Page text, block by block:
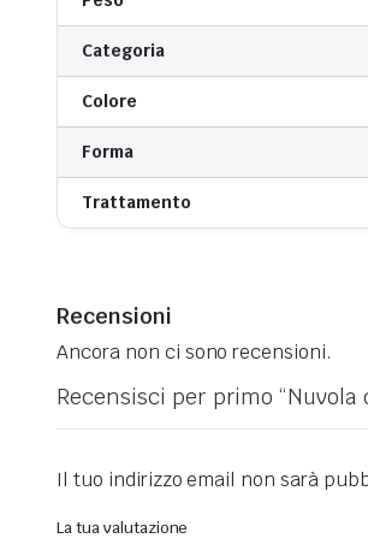
Categoria
Colore
Forma
Trattamento
Recensioni
Ancora non ci sono recensioni.
Recensisci per primo
Il tuo indirizzo email non sarà
La tua valutazione